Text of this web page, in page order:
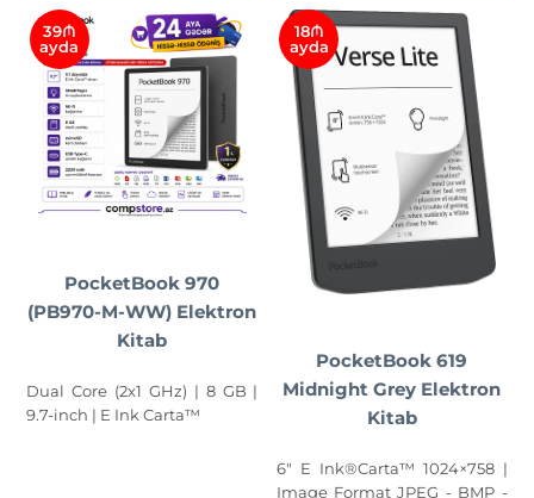
39₼
ayda
PocketBook 970
(PB970-M-WW) Elektron
Kitab
Dual Core (2x1 GHz) | 8 GB |
9.7-inch | E Ink Carta™
18₼
ayda
PocketBook 619
Midnight Grey Elektron
Kitab
6" E Ink®Carta™ 1024×758 |
Image Format JPEG - BMP -